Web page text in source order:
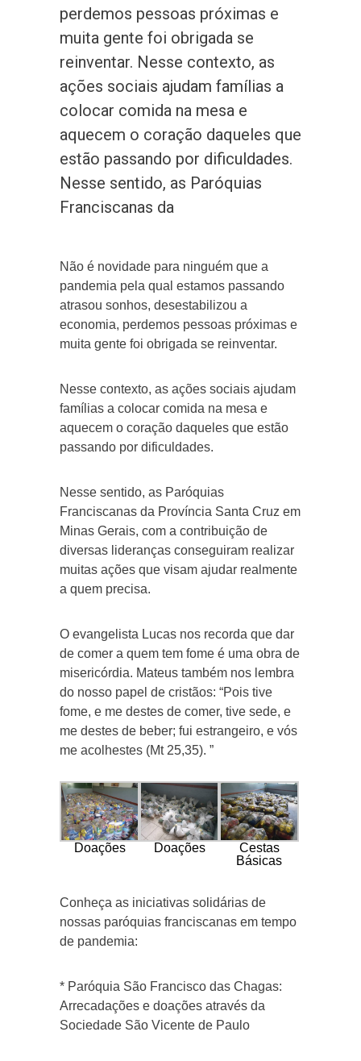
perdemos pessoas próximas e
muita gente foi obrigada se
reinventar. Nesse contexto, as
ações sociais ajudam famílias a
colocar comida na mesa e
aquecem o coração daqueles que
estão passando por dificuldades.
Nesse sentido, as Paróquias
Franciscanas da
Não é novidade para ninguém que a
pandemia pela qual estamos passando
atrasou sonhos, desestabilizou a
economia, perdemos pessoas próximas e
muita gente foi obrigada se reinventar.
Nesse contexto, as ações sociais ajudam
famílias a colocar comida na mesa e
aquecem o coração daqueles que estão
passando por dificuldades.
Nesse sentido, as Paróquias
Franciscanas da Província Santa Cruz em
Minas Gerais, com a contribuição de
diversas lideranças conseguiram realizar
muitas ações que visam ajudar realmente
a quem precisa.
O evangelista Lucas nos recorda que dar
de comer a quem tem fome é uma obra de
misericórdia. Mateus também nos lembra
do nosso papel de cristãos: “Pois tive
fome, e me destes de comer, tive sede, e
me destes de beber; fui estrangeiro, e vós
me acolhestes (Mt 25,35). ”
Doações Doações
Cestas
Básicas
Conheça as iniciativas solidárias de
nossas paróquias franciscanas em tempo
de pandemia:
* Paróquia São Francisco das Chagas:
Arrecadações e doações através da
Sociedade São Vicente de Paulo